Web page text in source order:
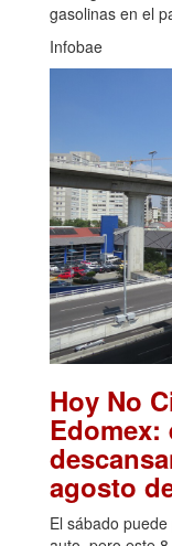
gasolinas en el
Infobae
Hoy No
Edomex:
agosto
El sábado